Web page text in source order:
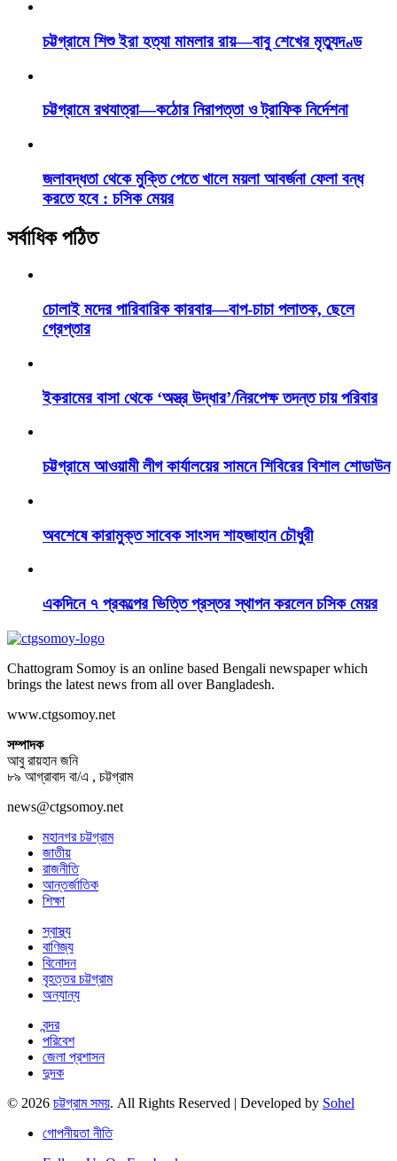
চট্টগ্রামে শিশু ইরা হত্যা মামলার রায়—বাবু শেখের মৃত্যুদণ্ড
চট্টগ্রামে রথযাত্রা—কঠোর নিরাপত্তা ও ট্রাফিক নির্দেশনা
জলাবদ্ধতা থেকে মুক্তি পেতে খালে ময়লা আবর্জনা ফেলা বন্ধ
করতে হবে : চসিক মেয়র
সর্বাধিক পঠিত
চোলাই মদের পারিবারিক কারবার—বাপ-চাচা পলাতক, ছেলে
গ্রেপ্তার
ইকরামের বাসা থেকে ‘অস্ত্র উদ্ধার’/নিরপেক্ষ তদন্ত চায় পরিবার
চট্টগ্রামে আওয়ামী লীগ কার্যালয়ের সামনে শিবিরের বিশাল শোডাউন
অবশেষে কারামুক্ত সাবেক সাংসদ শাহজাহান চৌধুরী
একদিনে ৭ প্রকল্পের ভিত্তি প্রস্তর স্থাপন করলেন চসিক মেয়র
Chattogram Somoy is an online based Bengali newspaper which
brings the latest news from all over Bangladesh.
www.ctgsomoy.net
সম্পাদক
আবু রায়হান জনি
৮৯ আগ্রাবাদ বা/এ , চট্টগ্রাম
news@ctgsomoy.net
মহানগর চট্টগ্রাম
জাতীয়
রাজনীতি
আন্তর্জাতিক
শিক্ষা
স্বাস্থ্য
বাণিজ্য
বিনোদন
বৃহত্তর চট্টগ্রাম
অন্যান্য
বন্দর
পরিবেশ
জেলা প্রশাসন
দুদক
© 2026 চট্টগ্রাম সময়. All Rights Reserved | Developed by Sohel
গোপনীয়তা নীতি